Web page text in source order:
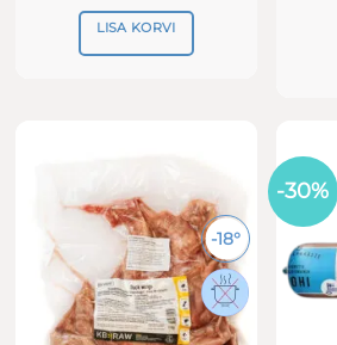
LISA KORVI
-18°
-30%